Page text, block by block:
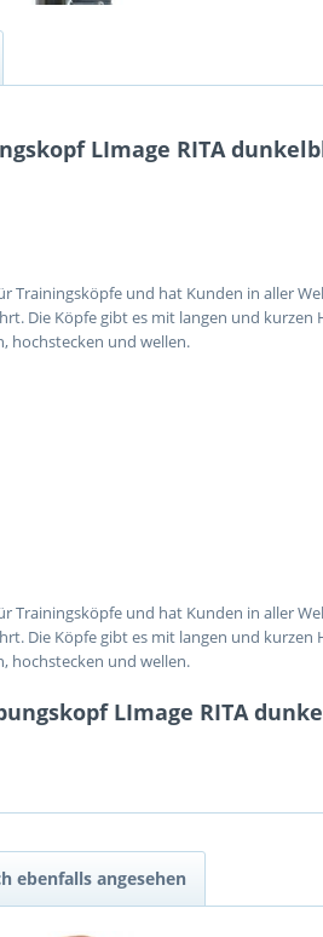
LImage RITA
Trainingsköpfe und hat Kunden in aller
Die Köpfe gibt es mit langen und
hochstecken und wellen.
Trainingsköpfe und hat Kunden in aller
Die Köpfe gibt es mit langen und
hochstecken und wellen.
LImage RITA
ebenfalls angesehen